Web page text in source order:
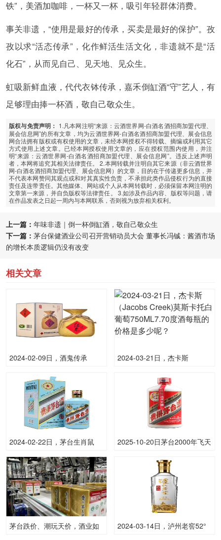
铁”，美酒加咖啡，一杯又一杯，吸引年轻群体消费。
事关非遗，“使用是最好的传承，买卖是最好的保护”。孜
孜以求“活态传承”，化作鲜活生活文化，非遗就不是“活
化石”，从而见自己、见天地、见众生。
虹吸新鲜血液，代代衣钵传承，嘉禾倒缸酒“守”艺人，有
足够理由捧一杯酒，敬自己敬众生。
版权与免责声明： 1.凡本网注明“来源：云酒世界网-白酒名酒招商加盟代理、
展会信息网”的所有文章，均为云酒世界网-白酒名酒招商加盟代理、展会信息
网合法拥有版权或有权使用的文章，未经本网授权不得转载、摘编或利用其它
方式使用上述文章。已经本网授权使用文章的，应在授权范围内使用，并注
明“来源：云酒世界网-白酒名酒招商加盟代理、展会信息网”。违反上述声明
者，本网将追究其相关法律责任。 2.本网转载并注明自其它来源（非云酒世界
网-白酒名酒招商加盟代理、展会信息网）的文章，目的在于传递更多信息，并
不代表本网赞同其观点或和对其真实性负责，不承担此类作品侵权行为的直接
责任及连带责任。其他媒体、网站或个人从本网转载时，必须保留本网注明的
文章第一来源，并自负版权等法律责任。 3.如涉及作品内容、版权等问题，请
在作品发表之日起一周内与本网联系，否则视为放弃相关权利。
上一篇： 年味非遗｜倒一杯倒缸酒，敬自己敬众生
下一篇： 茅台保健酒业公司召开营销动员大会 董事长冯铖：酱酒市场
的增长本质逻辑仍没有改变
相关文章
2024-02-09日，酒鬼传承
是多少呢？
2024-03-21日，杰卡斯
萄750ML7.70度酒每瓶的价格
是多少呢？
2024-02-22日，茅台生肖鼠
(散)500ML53.00度酒每瓶的价
格是多少呢？
2025-10-20日茅台2000年飞天
瓶，上涨 6,700元
茅台跌价、潮玩天价，酒业如
2024-03-14日，泸州老窖52°